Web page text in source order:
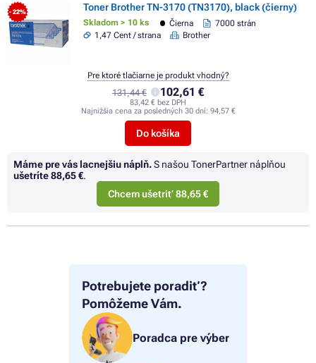
Potrebujete poradiť?
Pomôžeme Vám.
Poradca pre výber
- 22% Toner Brother TN-3170 (TN3170), black (čierny)
Skladom > 10 ks Čierna
7000 strán
1,47 Cent / strana
Brother
131,44 € 102,61 €
83,42 € bez DPH
Najnižšia cena za posledných 30 dní: 94,57 €
Do košíka
Pre ktoré tlačiarne je produkt vhodný?
Máme pre vás lacnejšiu náplň.S našou TonerPartner náplňou
ušetríte88,65 €.
Chcem ušetriť 88,65 €